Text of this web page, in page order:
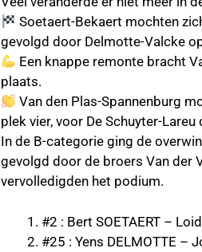
Soetaert-Bekaert mochten
gevolgd door Delmotte-Valcke
Een knappe remonte bracht
plaats.
Van den Plas-Spannenburg
plek vier, voor De Schuyter-
In de B-categorie ging de
gevolgd door de broers Van der
vervolledigden het podium.
#2 : Bert SOETAERT –
#25 : Yens DELMOTTE –